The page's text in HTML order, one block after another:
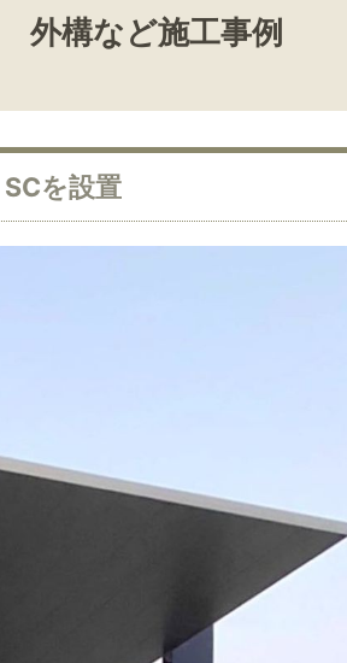
外構など施工事例
を設置